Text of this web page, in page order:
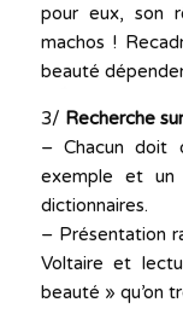
pour eux, son
machos !
beauté
3/ Recherche
– Chacun doit
exemple et un
dictionnaires.
– Présentation
Voltaire et
beauté » qu’on